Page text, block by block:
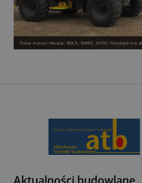
Pokaz maszyn Mecalac: 8MCR, 9MWR, AS750 i Revotrack 9 w